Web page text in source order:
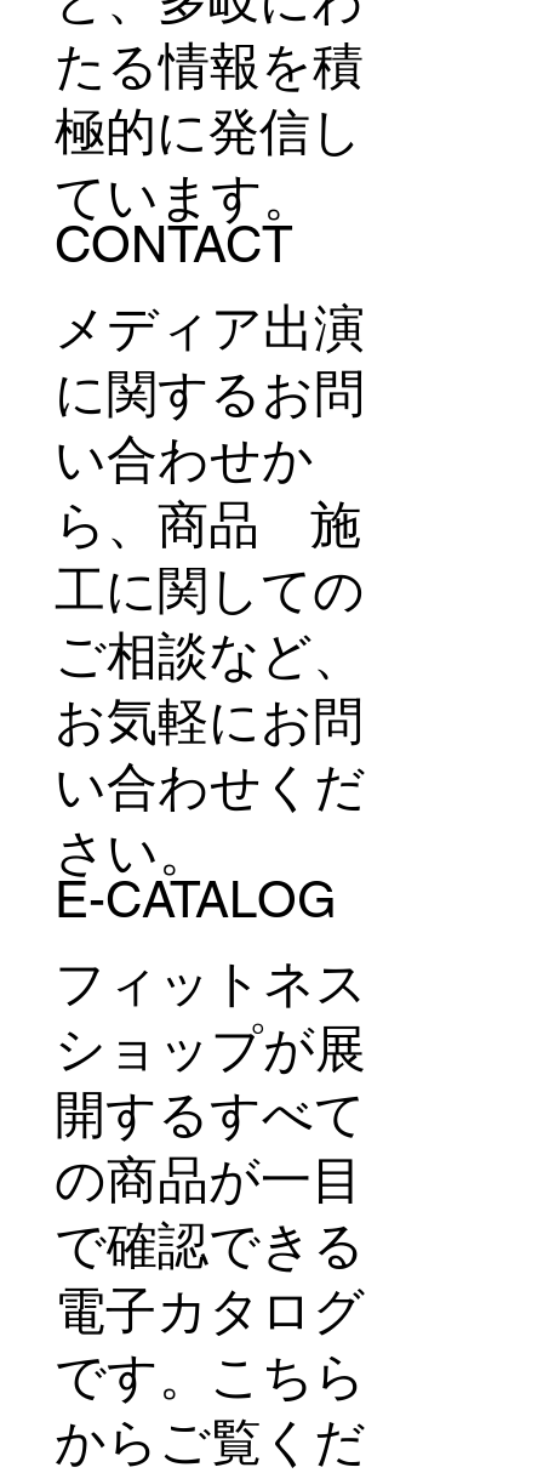
たる情報を積
極的に発信し
ています。
CONTACT
メディア出演
に関するお問
い合わせか
ら、商品 施
工に関しての
ご相談など、
お気軽にお問
い合わせくだ
さい。
E-CATALOG
フィットネス
ショップが展
開するすべて
の商品が一目
で確認できる
電子カタログ
です。こちら
からご覧くだ